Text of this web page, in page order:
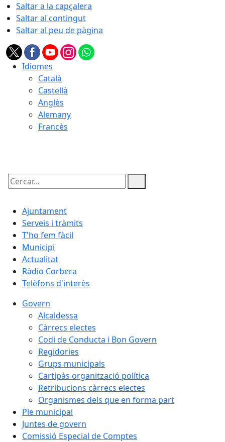
Saltar a la capçalera
Saltar al contingut
Saltar al peu de pàgina
Idiomes
Català
Castellà
Anglès
Alemany
Francès
Cercar:
Ajuntament
Serveis i tràmits
T'ho fem fàcil
Municipi
Actualitat
Ràdio Corbera
Telèfons d'interès
Govern
Alcaldessa
Càrrecs electes
Codi de Conducta i Bon Govern
Regidories
Grups municipals
Cartipàs organització política
Retribucions càrrecs electes
Organismes dels que en forma part
Ple municipal
Juntes de govern
Comissió Especial de Comptes